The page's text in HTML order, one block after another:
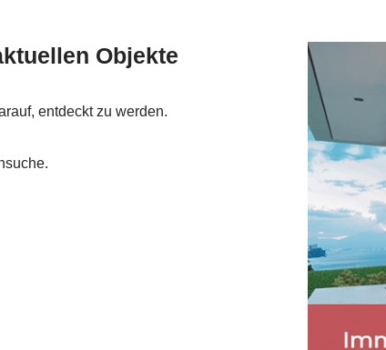
Objekte
entdeckt zu werden.